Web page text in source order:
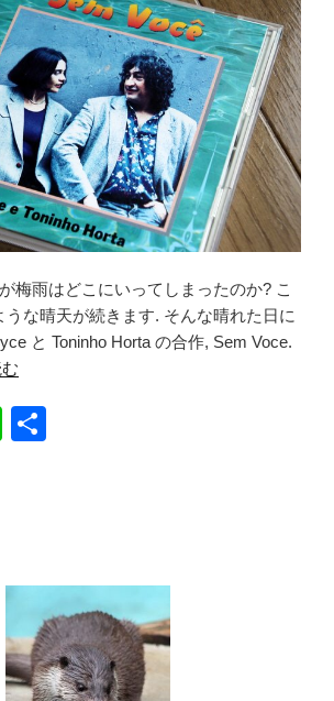
梅雨はどこにいってしまったのか? こ
うな晴天が続きます. そんな晴れた日に
と Toninho Horta の合作, Sem Voce.
Li